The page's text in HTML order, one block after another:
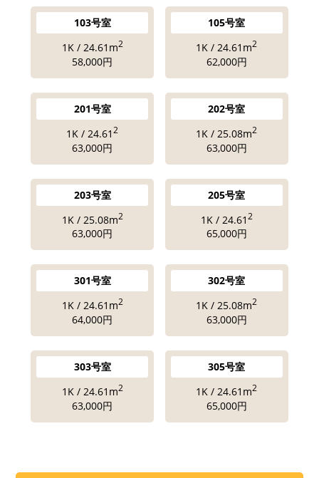
103号室
1K / 24.61m2
58,000円
105号室
1K / 24.61m2
62,000円
201号室
1K / 24.612
63,000円
202号室
1K / 25.08m2
63,000円
203号室
1K / 25.08m2
63,000円
205号室
1K / 24.61 2
65,000円
301号室
1K / 24.61m2
64,000円
302号室
1K / 25.08m2
63,000円
303号室
1K / 24.61m2
63,000円
305号室
1K / 24.61m2
65,000円